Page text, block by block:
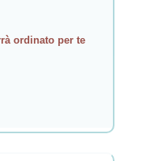
ordinato per te